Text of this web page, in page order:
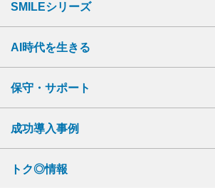
SMILEシリーズ
AI時代を生きる
保守・サポート
成功導入事例
トク◎情報